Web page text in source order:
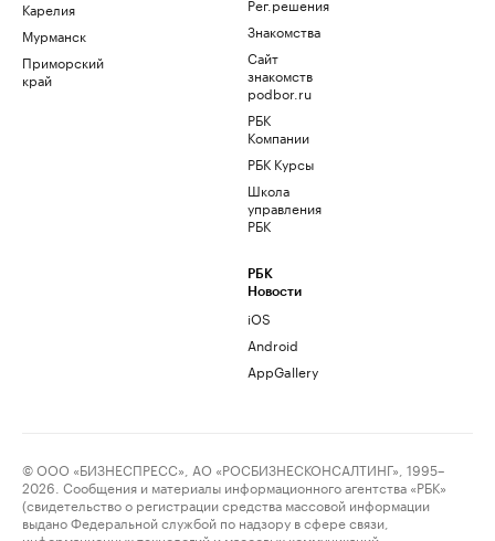
Карелия
Мурманск
Приморский
край
Рег.решения
Знакомства
Сайт
знакомств
podbor.ru
РБК
Компании
РБК Курсы
Школа
управления
РБК
РБК
Новости
iOS
Android
AppGallery
© ООО «БИЗНЕСПРЕСС», АО «РОСБИЗНЕСКОНСАЛТИНГ», 1995–
2026. Сообщения и материалы информационного агентства «РБК»
(свидетельство о регистрации средства массовой информации
выдано Федеральной службой по надзору в сфере связи,